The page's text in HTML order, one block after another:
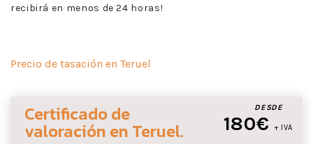
recibirá en menos de 24 horas!
Precio de tasación en Teruel
DESDE
180€ + IVA
Certificado de
valoración en Teruel.